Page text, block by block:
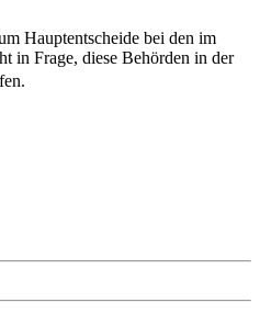
Hauptentscheide bei den im
in Frage, diese Behörden in der